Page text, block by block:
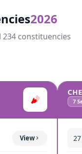
2026
234 constituencies
View
7
27